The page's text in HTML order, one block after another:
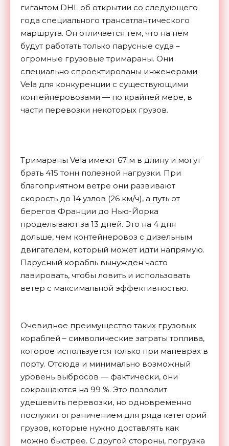
гигантом DHL об открытии со следующего
года специального трансатлантического
маршрута. Он отличается тем, что на нем
будут работать только парусные суда –
огромные грузовые тримараны. Они
специально спроектированы инженерами
Vela для конкуренции с существующими
контейнеровозами — по крайней мере, в
части перевозки некоторых грузов.
Тримараны Vela имеют 67 м в длину и могут
брать 415 тонн полезной нагрузки. При
благоприятном ветре они развивают
скорость до 14 узлов (26 км/ч), а путь от
берегов Франции до Нью-Йорка
проделывают за 13 дней. Это на 4 дня
дольше, чем контейнеровоз с дизельным
двигателем, который может идти напрямую.
Парусный корабль вынужден часто
лавировать, чтобы ловить и использовать
ветер с максимальной эффективностью.
Очевидное преимущество таких грузовых
кораблей – символические затраты топлива,
которое используется только при маневрах в
порту. Отсюда и минимально возможный
уровень выбросов — фактически, они
сокращаются на 99 %. Это позволит
удешевить перевозки, но одновременно
послужит ограничением для ряда категорий
грузов, которые нужно доставлять как
можно быстрее. С другой стороны, погрузка